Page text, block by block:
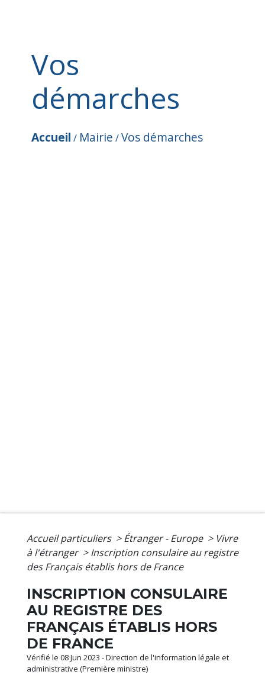
Vos
démarches
Accueil / Mairie /Vos démarches
Accueil particuliers > Étranger - Europe > Vivre
à l'étranger > Inscription consulaire au registre
des Français établis hors de France
INSCRIPTION CONSULAIRE
AU REGISTRE DES
FRANÇAIS ÉTABLIS HORS
DE FRANCE
Vérifié le 08 Jun 2023 - Direction de l'information légale et
administrative (Première ministre)